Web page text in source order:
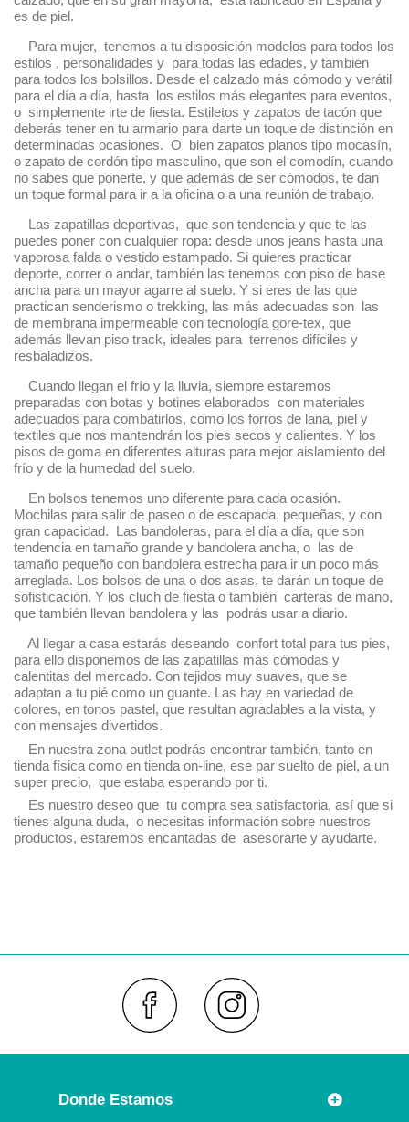
es de piel.
Para mujer, tenemos a tu disposición modelos para todos los
estilos , personalidades y para todas las edades, y también
para todos los bolsillos. Desde el calzado más cómodo y verátil
para el día a día, hasta los estilos más elegantes para eventos,
o simplemente irte de fiesta. Estiletos y zapatos de tacón que
deberás tener en tu armario para darte un toque de distinción en
determinadas ocasiones. O bien zapatos planos tipo mocasín,
o zapato de cordón tipo masculino, que son el comodín, cuando
no sabes que ponerte, y que además de ser cómodos, te dan
un toque formal para ir a la oficina o a una reunión de trabajo.
Las zapatillas deportivas, que son tendencia y que te las
puedes poner con cualquier ropa: desde unos jeans hasta una
vaporosa falda o vestido estampado. Si quieres practicar
deporte, correr o andar, también las tenemos con piso de base
ancha para un mayor agarre al suelo. Y si eres de las que
practican senderismo o trekking, las más adecuadas son las
de membrana impermeable con tecnología gore-tex, que
además llevan piso track, ideales para terrenos difíciles y
resbaladizos.
Cuando llegan el frío y la lluvia, siempre estaremos
preparadas con botas y botines elaborados con materiales
adecuados para combatirlos, como los forros de lana, piel y
textiles que nos mantendrán los pies secos y calientes. Y los
pisos de goma en diferentes alturas para mejor aislamiento del
frío y de la humedad del suelo.
En bolsos tenemos uno diferente para cada ocasión.
Mochilas para salir de paseo o de escapada, pequeñas, y con
gran capacidad. Las bandoleras, para el día a día, que son
tendencia en tamaño grande y bandolera ancha, o las de
tamaño pequeño con bandolera estrecha para ir un poco más
arreglada. Los bolsos de una o dos asas, te darán un toque de
sofisticación. Y los cluch de fiesta o también carteras de mano,
que también llevan bandolera y las podrás usar a diario.
Al llegar a casa estarás deseando confort total para tus pies,
para ello disponemos de las zapatillas más cómodas y
calentitas del mercado. Con tejidos muy suaves, que se
adaptan a tu pié como un guante. Las hay en variedad de
colores, en tonos pastel, que resultan agradables a la vista, y
con mensajes divertidos.
En nuestra zona outlet podrás encontrar también, tanto en
tienda física como en tienda on-line, ese par suelto de piel, a un
super precio, que estaba esperando por ti.
Es nuestro deseo que tu compra sea satisfactoria, así que si
tienes alguna duda, o necesitas información sobre nuestros
productos, estaremos encantadas de asesorarte y ayudarte.
Donde Estamos